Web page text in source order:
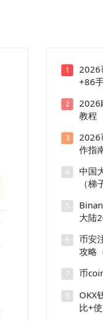
1
2026
+86
2
2026
教程
3
2026
作指
4
中国
（梯
5
大陆
6
币安
攻略
7 币
8
OKX
比+